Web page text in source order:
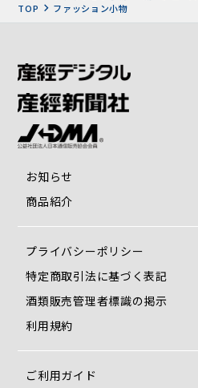
TOP
ファッション小物
お知らせ
商品紹介
プライバシーポリシー
特定商取引法に基づく表記
酒類販売管理者標識の掲示
利用規約
ご利用ガイド